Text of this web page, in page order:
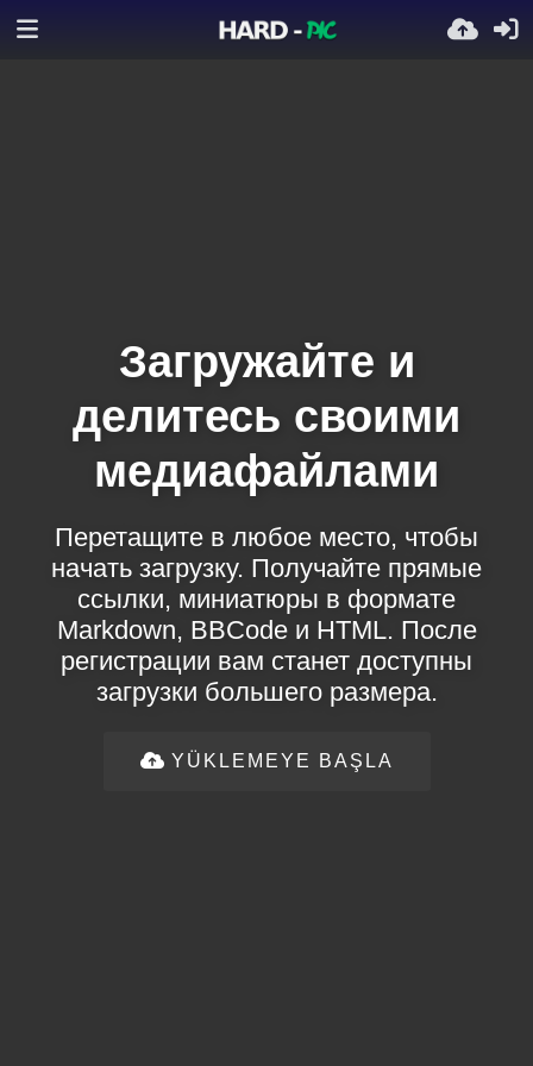
Загружайте и
делитесь своими
медиафайлами
Перетащите в любое место, чтобы
начать загрузку. Получайте прямые
ссылки, миниатюры в формате
Markdown, BBCode и HTML. После
регистрации вам станет доступны
загрузки большего размера.
YÜKLEMEYE BAŞLA